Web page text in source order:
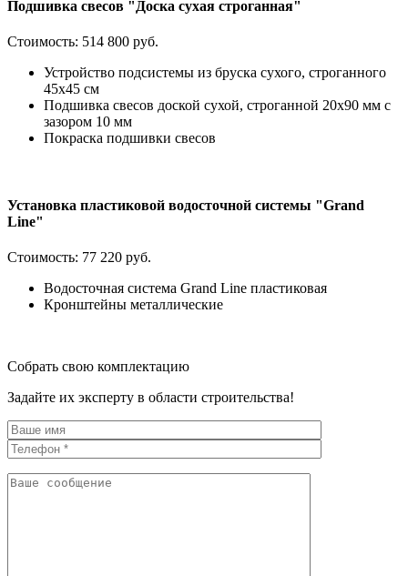
Подшивка свесов "Доска сухая строганная"
Стоимость: 514 800 руб.
Устройство подсистемы из бруска сухого, строганного
45х45 см
Подшивка свесов доской сухой, строганной 20х90 мм с
зазором 10 мм
Покраска подшивки свесов
Установка пластиковой водосточной системы "Grand
Line"
Стоимость: 77 220 руб.
Водосточная система Grand Line пластиковая
Кронштейны металлические
Собрать свою комплектацию
Задайте их эксперту в области строительства!